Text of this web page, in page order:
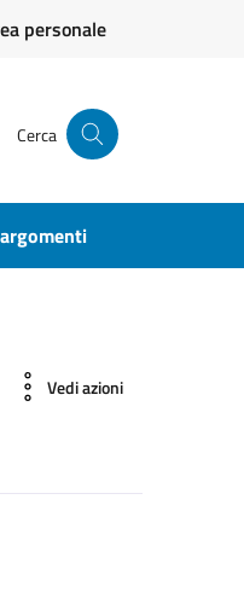
personale
Cerca
Vedi azioni